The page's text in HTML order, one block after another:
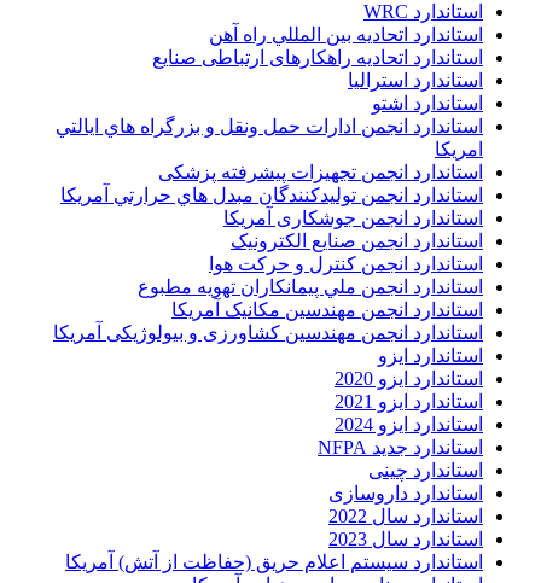
استاندارد WRC
استاندارد اتحاديه بين المللي راه آهن
استاندارد اتحادیه راهکارهای ارتباطی صنایع
استاندارد استرالیا
استاندارد اشتو
استاندارد انجمن ادارات حمل ونقل و بزرگراه هاي ايالتي
امريکا
استاندارد انجمن تجهیزات پیشرفته پزشکی
استاندارد انجمن توليدکنندگان مبدل هاي حرارتي آمريکا
استاندارد انجمن جوشکاری آمریکا
استاندارد انجمن صنايع الکترونيک
استاندارد انجمن کنترل و حرکت هوا
استاندارد انجمن ملي پيمانکاران تهويه مطبوع
استاندارد انجمن مهندسين مکانيک آمريکا
استاندارد انجمن مهندسین کشاورزی و بیولوژیکی آمریکا
استاندارد ایزو
استاندارد ایزو 2020
استاندارد ایزو 2021
استاندارد ایزو 2024
استاندارد جدید NFPA
استاندارد چینی
استاندارد داروسازی
استاندارد سال 2022
استاندارد سال 2023
استاندارد سیستم اعلام حریق (حفاظت از آتش) آمریکا